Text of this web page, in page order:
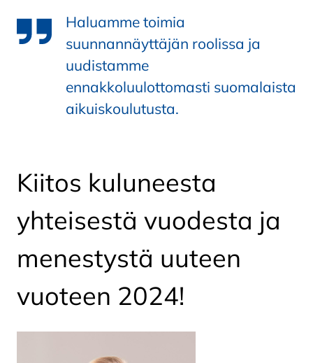
Haluamme toimia
suunnannäyttäjän roolissa ja
uudistamme
ennakkoluulottomasti suomalaista
aikuiskoulutusta.
Kiitos kuluneesta
yhteisestä vuodesta ja
menestystä uuteen
vuoteen 2024!